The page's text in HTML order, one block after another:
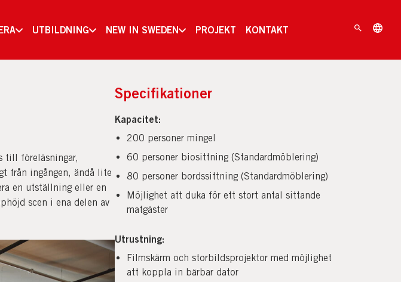
UTBILDNING NEW IN SWEDEN PROJEKT KONTAKT
till föreläsningar,
från ingången, ändå lite
en utställning eller en
scen i ena delen av
Specifikationer
Kapacitet:
200 personer mingel
60 personer biosittning (Standardmöblering)
80 personer bordssittning (Standardmöblering)
Möjlighet att duka för ett stort antal sittande
matgäster
Utrustning:
Filmskärm och storbildsprojektor med möjlighet
att koppla in bärbar dator